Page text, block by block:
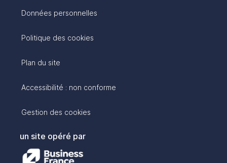
Données personnelles
Politique des cookies
Plan du site
Accessibilité : non conforme
Gestion des cookies
un site opéré par